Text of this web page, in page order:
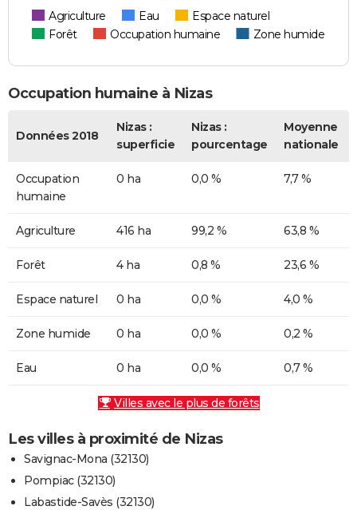
Agriculture Eau
Espace naturel
Forêt
Occupation humaine Zone humide
Occupation humaine à Nizas
Données 2018
Nizas :
superficie
Nizas :
pourcentage
Moyenne
nationale
Occupation
humaine
0 ha 0,0 % 7,7 %
Agriculture 416 ha 99,2 % 63,8 %
Forêt 4 ha 0,8 % 23,6 %
Espace naturel 0 ha 0,0 % 4,0 %
Zone humide 0 ha 0,0 % 0,2 %
Eau 0 ha 0,0 % 0,7 %
Villes avec le plus de forêts
Les villes à proximité de Nizas
Savignac-Mona (32130)
Pompiac (32130)
Labastide-Savès (32130)